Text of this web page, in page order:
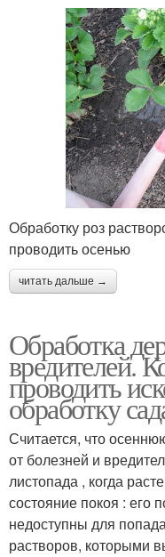
Обработку роз
проводить осенью
читать дальше →
Обработка
вредителей.
проводить
обработку
Считается, что
от болезней и
листопада , когда
состояние покоя : его
недоступны для
растворов, которыми